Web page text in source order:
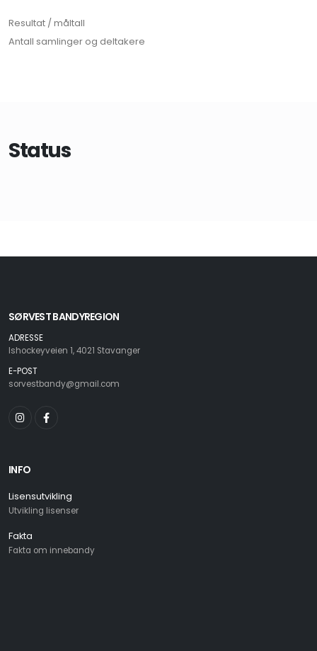
Resultat / måltall
Antall samlinger og deltakere
Status
SØRVEST BANDYREGION
ADRESSE
Ishockeyveien 1, 4021 Stavanger
E-POST
sorvestbandy@gmail.com
INFO
Lisensutvikling
Utvikling lisenser
Fakta
Fakta om innebandy